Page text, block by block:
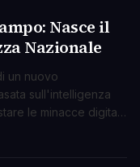
Nasce il
Nazionale
un nuovo
sull'intelligenza
le minacce digitali